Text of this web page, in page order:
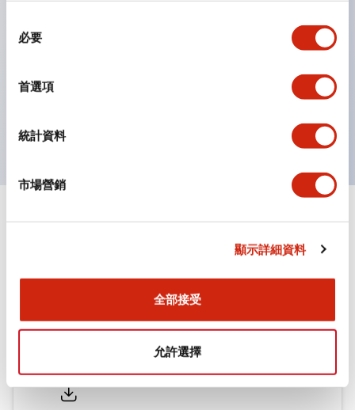
必要
首選項
統計資料
市場營銷
顯示詳細資料
全部接受
允許選擇
鍍金銀質快速動作觸點，確保低電平切換可靠性
.110吋焊接／快速接頭端子
CSA認證
φ12 A2系列 小型控制元件